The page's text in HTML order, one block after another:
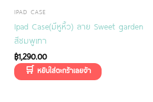
IPAD CASE
Ipad Case(มีหูหิ้ว) ลาย Sweet garden
สีชมพูเทา
฿1,290.00